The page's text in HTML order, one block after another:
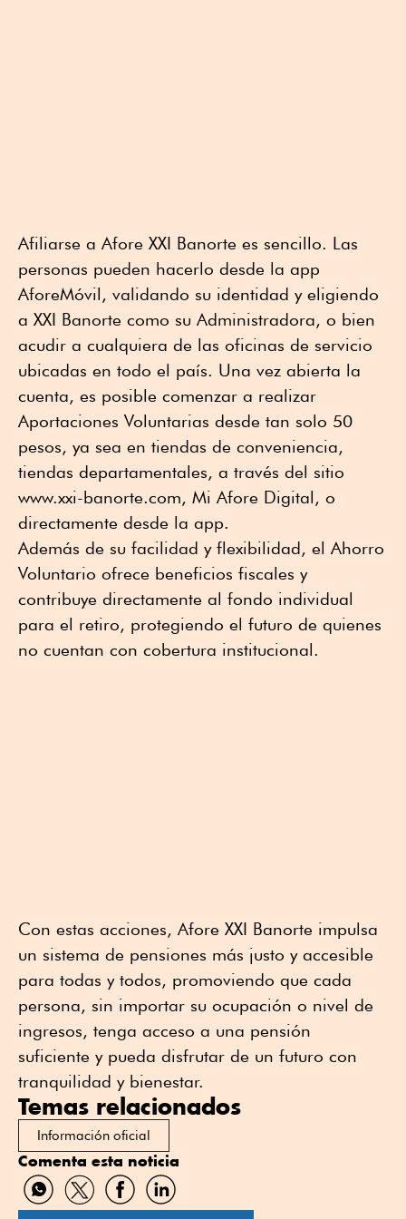
Afiliarse a Afore XXI Banorte es sencillo. Las
personas pueden hacerlo desde la app
AforeMóvil, validando su identidad y eligiendo
a XXI Banorte como su Administradora, o bien
acudir a cualquiera de las oficinas de servicio
ubicadas en todo el país. Una vez abierta la
cuenta, es posible comenzar a realizar
Aportaciones Voluntarias desde tan solo 50
pesos, ya sea en tiendas de conveniencia,
tiendas departamentales, a través del sitio
www.xxi-banorte.com, Mi Afore Digital, o
directamente desde la app.
Además de su facilidad y flexibilidad, el Ahorro
Voluntario ofrece beneficios fiscales y
contribuye directamente al fondo individual
para el retiro, protegiendo el futuro de quienes
no cuentan con cobertura institucional.
Con estas acciones, Afore XXI Banorte impulsa
un sistema de pensiones más justo y accesible
para todas y todos, promoviendo que cada
persona, sin importar su ocupación o nivel de
ingresos, tenga acceso a una pensión
suficiente y pueda disfrutar de un futuro con
tranquilidad y bienestar.
Temas relacionados
Información oficial
Comenta esta noticia
Compartir
por
Compartir
por
Compartir
por
Compartir
por